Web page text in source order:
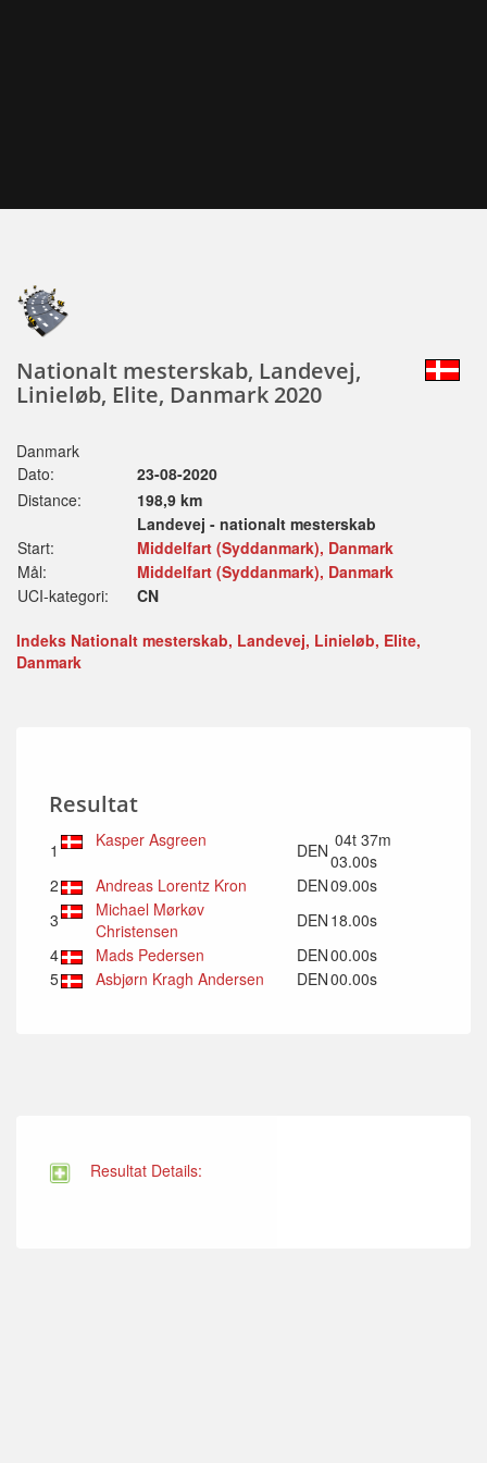
Nationalt mesterskab, Landevej,
Linieløb, Elite, Danmark 2020
Danmark
Dato:
23-08-2020
Distance:
198,9 km
Landevej - nationalt mesterskab
Start:
Middelfart (Syddanmark), Danmark
Mål:
Middelfart (Syddanmark), Danmark
UCI-kategori:
CN
Indeks Nationalt mesterskab, Landevej, Linieløb, Elite,
Danmark
Resultat
1 Kasper Asgreen DEN 04t 37m
03.00s
2
Andreas Lorentz Kron DEN09.00s
3
Michael Mørkøv
Christensen
DEN 18.00s
4
Mads Pedersen DEN00.00s
5
Asbjørn Kragh Andersen DEN00.00s
Resultat Details: